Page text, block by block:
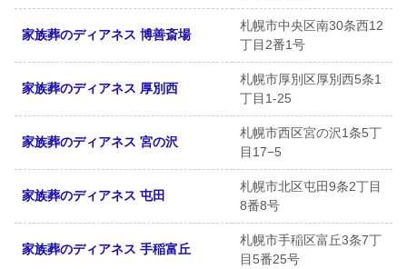
家族葬のディアネス 博善斎場
札幌市中央区南30条西12
丁目2番1号
家族葬のディアネス 厚別西
札幌市厚別区厚別西5条1
丁目1-25
家族葬のディアネス 宮の沢
札幌市西区宮の沢1条5丁
目17−5
家族葬のディアネス 屯田
札幌市北区屯田9条2丁目
8番8号
家族葬のディアネス 手稲富丘
札幌市手稲区富丘3条7丁
目5番25号